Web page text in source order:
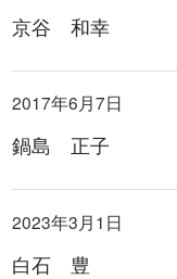
京谷 和幸
2017年6月7日
鍋島 正子
2023年3月1日
白石 豊